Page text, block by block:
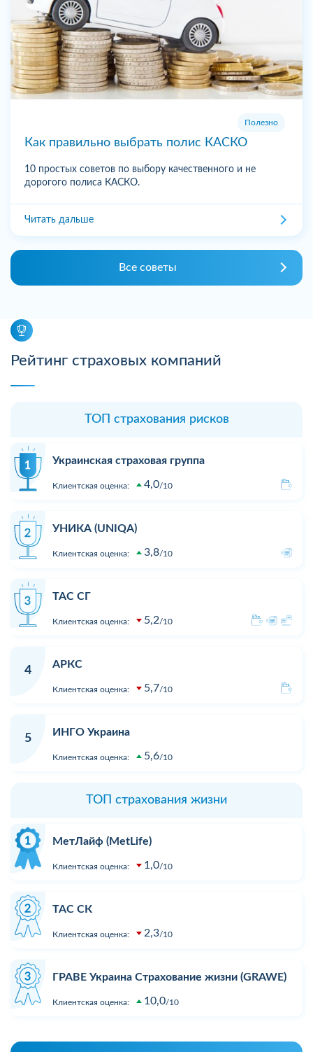
Полезно
Как правильно выбрать полис КАСКО
10 простых советов по выбору качественного и не
дорогого полиса КАСКО.
Читать дальше
Все советы
Рейтинг страховых компаний
ТОП страхования рисков
Украинская страховая группа
Клиентская оценка: 4,0 10
УНИКА (UNIQA)
Клиентская оценка: 3,8 10
ТАС СГ
Клиентская оценка: 5,2 10
4
АРКС
Клиентская оценка: 5,7 10
5
ИНГО Украина
Клиентская оценка: 5,6 10
ТОП страхования жизни
МетЛайф (MetLife)
Клиентская оценка: 1,0 10
ТАС СК
Клиентская оценка: 2,3 10
ГРАВЕ Украина Страхование жизни (GRAWE)
Клиентская оценка: 10,0 10